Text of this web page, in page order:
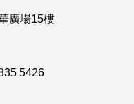
廣場15樓
5426